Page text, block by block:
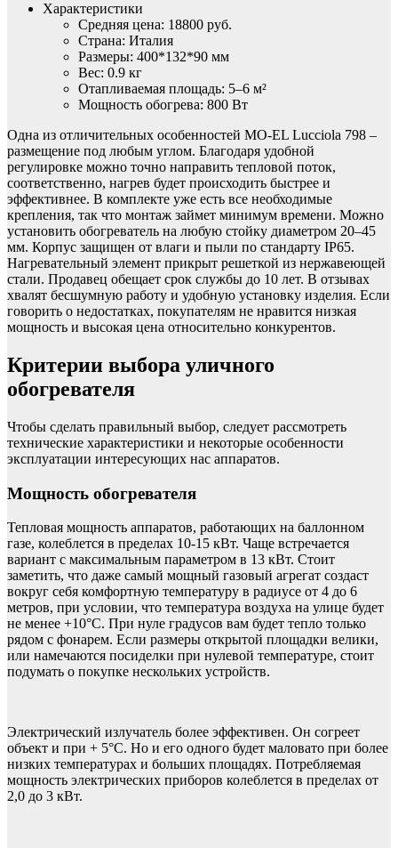
Характеристики
Средняя цена: 18800 руб.
Страна: Италия
Размеры: 400*132*90 мм
Вес: 0.9 кг
Отапливаемая площадь: 5–6 м²
Мощность обогрева: 800 Вт
Одна из отличительных особенностей MO-EL Lucciola 798 –
размещение под любым углом. Благодаря удобной
регулировке можно точно направить тепловой поток,
соответственно, нагрев будет происходить быстрее и
эффективнее. В комплекте уже есть все необходимые
крепления, так что монтаж займет минимум времени. Можно
установить обогреватель на любую стойку диаметром 20–45
мм. Корпус защищен от влаги и пыли по стандарту IP65.
Нагревательный элемент прикрыт решеткой из нержавеющей
стали. Продавец обещает срок службы до 10 лет. В отзывах
хвалят бесшумную работу и удобную установку изделия. Если
говорить о недостатках, покупателям не нравится низкая
мощность и высокая цена относительно конкурентов.
Критерии выбора уличного
обогревателя
Чтобы сделать правильный выбор, следует рассмотреть
технические характеристики и некоторые особенности
эксплуатации интересующих нас аппаратов.
Мощность обогревателя
Тепловая мощность аппаратов, работающих на баллонном
газе, колеблется в пределах 10-15 кВт. Чаще встречается
вариант с максимальным параметром в 13 кВт. Стоит
заметить, что даже самый мощный газовый агрегат создаст
вокруг себя комфортную температуру в радиусе от 4 до 6
метров, при условии, что температура воздуха на улице будет
не менее +10°С. При нуле градусов вам будет тепло только
рядом с фонарем. Если размеры открытой площадки велики,
или намечаются посиделки при нулевой температуре, стоит
подумать о покупке нескольких устройств.
Электрический излучатель более эффективен. Он согреет
объект и при + 5°С. Но и его одного будет маловато при более
низких температурах и больших площадях. Потребляемая
мощность электрических приборов колеблется в пределах от
2,0 до 3 кВт.